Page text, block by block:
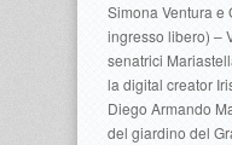
Simona Ventura e
ingresso libero) –
senatrici
la digital creator
Diego Armando
del giardino del